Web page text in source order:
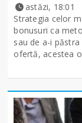
astăzi, 18:01
Strategia celor
bonusuri ca
sau de a-i
ofertă, acestea